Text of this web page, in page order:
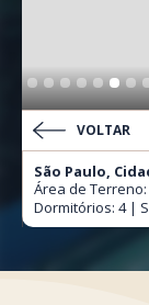
VOLTAR
São Paulo,
Área de Terreno:
Dormitórios: 4 |